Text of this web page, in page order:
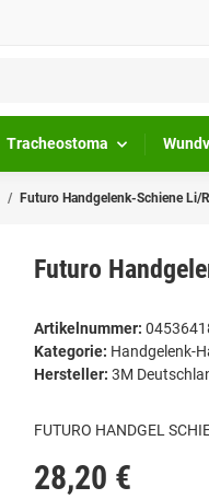
Tracheostoma
Futuro Handgelenk-Schiene Li/
Futuro
Artikelnummer:
Kategorie: Handgelenk-
Hersteller: 3M
FUTURO HANDGEL
28,20 €